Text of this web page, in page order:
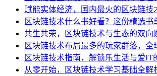
赋能实体经济，国内最火的区块链技
区块链技术什么书好看？这份精选
共生共荣，区块链技术与生态的双向
区块链技术布局最多的玩家群落，
区块链技术指南，解锁乐生活与爱IT
从零开始，区块链技术学习基础全解